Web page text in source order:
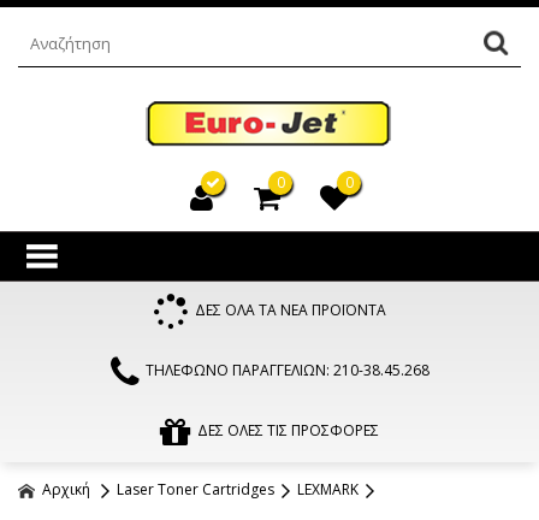
0 0
ΔΕΣ ΟΛΑ ΤΑ ΝΕΑ ΠΡΟΪΟΝΤΑ
ΤΗΛΕΦΩΝΟ ΠΑΡΑΓΓΕΛΙΩΝ: 210-38.45.268
ΔΕΣ ΟΛΕΣ ΤΙΣ ΠΡΟΣΦΟΡΕΣ
Αρχική Laser Toner Cartridges LEXMARK